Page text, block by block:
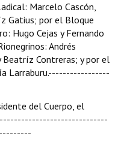
Marcelo Cascón,
Gatius; por el Bloque
Hugo Cejas y Fernando
Andrés
Contreras; y por el
Larraburu.-----------------
del Cuerpo, el